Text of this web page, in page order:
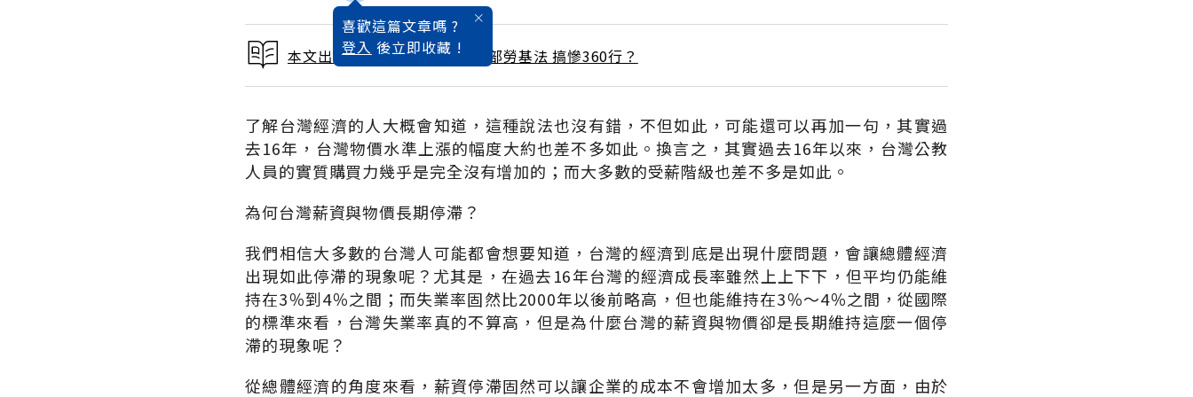
喜歡這篇文章嗎 ?
登入 後立即收藏 !
本文出自 2015 / 7月號雜誌 一部勞基法 搞慘360行？
了解台灣經濟的人大概會知道，這種說法也沒有錯，不但如此，可能還可以再加一句，其實過
去16年，台灣物價水準上漲的幅度大約也差不多如此。換言之，其實過去16年以來，台灣公教
人員的實質購買力幾乎是完全沒有增加的；而大多數的受薪階級也差不多是如此。
為何台灣薪資與物價長期停滯？
我們相信大多數的台灣人可能都會想要知道，台灣的經濟到底是出現什麼問題，會讓總體經濟
出現如此停滯的現象呢？尤其是，在過去16年台灣的經濟成長率雖然上上下下，但平均仍能維
持在3％到4％之間；而失業率固然比2000年以後前略高，但也能維持在3％～4％之間，從國際
的標準來看，台灣失業率真的不算高，但是為什麼台灣的薪資與物價卻是長期維持這麼一個停
滯的現象呢？
從總體經濟的角度來看，薪資停滯固然可以讓企業的成本不會增加太多，但是另一方面，由於